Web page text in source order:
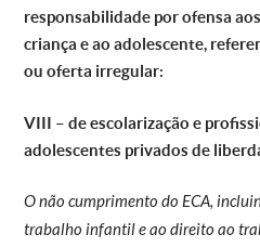
responsabilidade por ofensa
criança e ao adolescente,
ou oferta irregular:
VIII – de escolarização e
adolescentes privados de
O não cumprimento do ECA,
trabalho infantil e ao direito ao